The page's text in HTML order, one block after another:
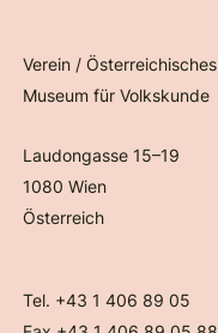
Verein / Österreichisches
Museum für Volkskunde
Laudongasse 15–19
1080 Wien
Österreich
Tel. +43 1 406 89 05